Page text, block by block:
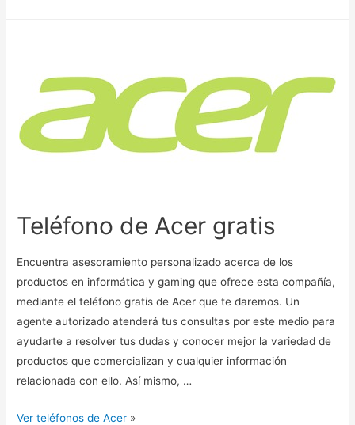
Teléfono de Acer gratis
Encuentra asesoramiento personalizado acerca de los
productos en informática y gaming que ofrece esta compañía,
mediante el teléfono gratis de Acer que te daremos. Un
agente autorizado atenderá tus consultas por este medio para
ayudarte a resolver tus dudas y conocer mejor la variedad de
productos que comercializan y cualquier información
relacionada con ello. Así mismo, …
Ver teléfonos de Acer »